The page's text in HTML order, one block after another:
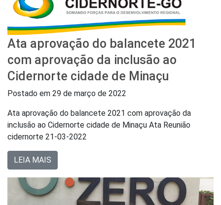
Ata aprovação do balancete 2021
com aprovação da inclusão ao
Cidernorte cidade de Minaçu
Postado em 29 de março de 2022
Ata aprovação do balancete 2021 com aprovação da
inclusão ao Cidernorte cidade de Minaçu Ata Reunião
cidernorte 21-03-2022
LEIA MAIS